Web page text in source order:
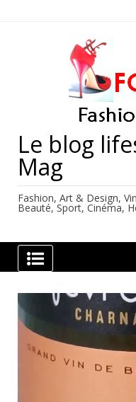
Le blog
Mag
Fashion, Art & Design,
Beauté, Sport, Cinéma,